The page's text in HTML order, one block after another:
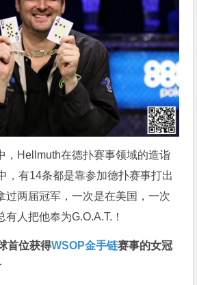
，Hellmuth在德扑赛事领域的造诣
，有14条都是靠参加德扑赛事打出
过两届冠军，一次是在美国，一次
人把他奉为G.O.A.T.！
首位获得WSOP金手链赛事的女冠